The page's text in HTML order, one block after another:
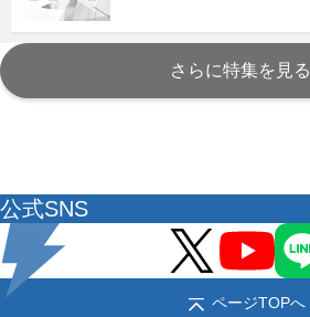
さらに特集を見る
公式SNS
ページTOPへ